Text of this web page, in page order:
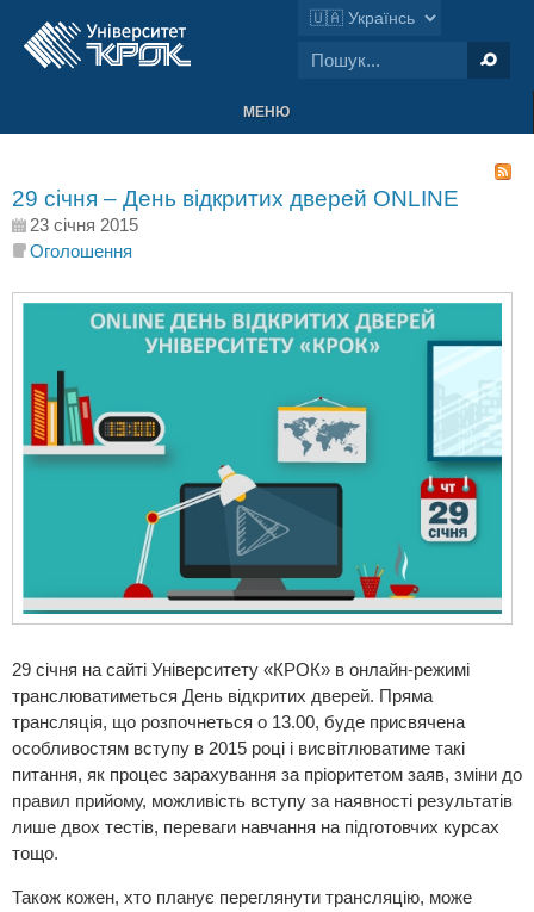
МЕНЮ
29 січня – День відкритих дверей ONLINE
23 січня 2015
Оголошення
29 січня на сайті Університету «КРОК» в онлайн-режимі
транслюватиметься День відкритих дверей. Пряма
трансляція, що розпочнеться о 13.00, буде присвячена
особливостям вступу в 2015 році і висвітлюватиме такі
питання, як процес зарахування за пріоритетом заяв, зміни до
правил прийому, можливість вступу за наявності результатів
лише двох тестів, переваги навчання на підготовчих курсах
тощо.
Також кожен, хто планує переглянути трансляцію, може